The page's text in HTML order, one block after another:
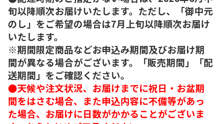
旬以降順次お届けいたします。ただし、「御中元
のし」をご希望の場合は7月上旬以降順次お届け
いたします。
※期間限定商品などお申込み期間及びお届け期
間が異なる場合がございます。「販売期間」「配
送期間」をご確認ください。
●天候や注文状況、お届けまでに祝日・お盆期
間をはさむ場合、また申込内容に不備等があっ
た場合、お届けに日数がかかることがございま